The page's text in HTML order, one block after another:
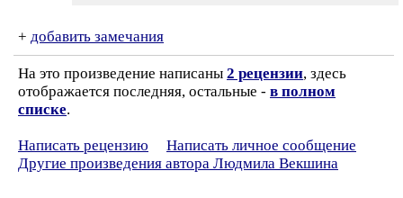
+ добавить замечания
На это произведение написаны 2 рецензии, здесь
отображается последняя, остальные - в полном
списке.
Написать рецензию
Написать личное сообщение
Другие произведения автора Людмила Векшина